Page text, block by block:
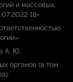
и массовых,
18+
А. Ю.
органов (в том